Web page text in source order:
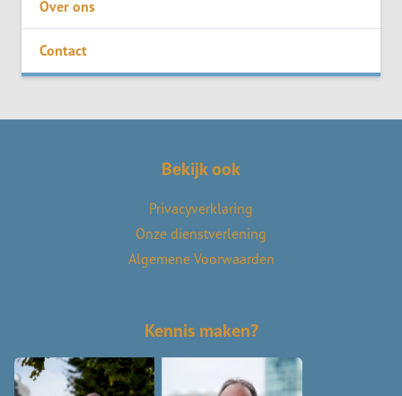
Over ons
Contact
Bekijk ook
Privacyverklaring
Onze dienstverlening
Algemene Voorwaarden
Kennis maken?